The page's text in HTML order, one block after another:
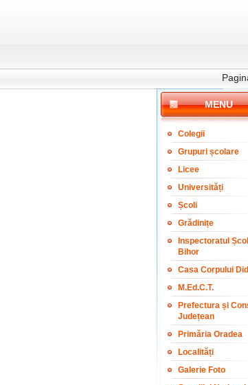
MENU
Colegii
Grupuri școlare
Licee
Universități
Școli
Grădinițe
Inspectoratul
Bihor
Casa Corpului
M.Ed.C.T.
Prefectura și
Județean
Primăria Oradea
Localități
Galerie Foto